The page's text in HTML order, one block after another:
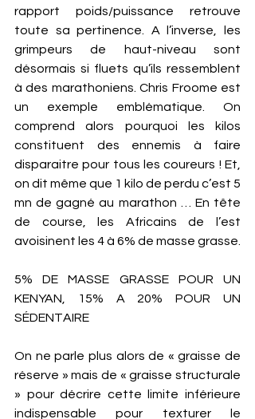
rapport poids/puissance retrouve
toute sa pertinence. A l’inverse, les
grimpeurs de haut-niveau sont
désormais si fluets qu’ils ressemblent
à des marathoniens. Chris Froome est
un exemple emblématique. On
comprend alors pourquoi les kilos
constituent des ennemis à faire
disparaitre pour tous les coureurs ! Et,
on dit même que 1 kilo de perdu c’est 5
mn de gagné au marathon … En tête
de course, les Africains de l’est
5% DE MASSE GRASSE POUR UN
KENYAN, 15% A 20% POUR UN
SÉDENTAIRE
On ne parle plus alors de « graisse de
réserve » mais de « graisse structurale
» pour décrire cette limite inférieure
indispensable pour texturer le